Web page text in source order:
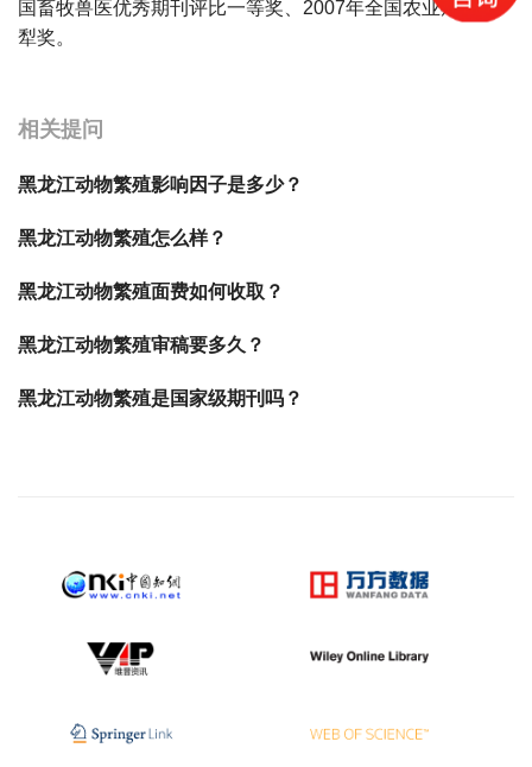
国畜牧兽医优秀期刊评比一等奖、2007年全国农业期刊金
犁奖。
相关提问
黑龙江动物繁殖影响因子是多少？
黑龙江动物繁殖怎么样？
黑龙江动物繁殖面费如何收取？
黑龙江动物繁殖审稿要多久？
黑龙江动物繁殖是国家级期刊吗？